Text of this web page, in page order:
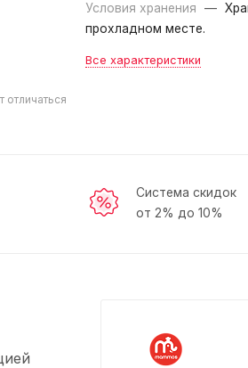
Условия хранения
—
прохладном месте.
Все характеристики
Система скидок
от 2% до 10%